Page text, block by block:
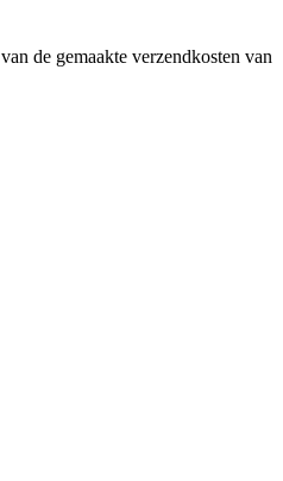
de gemaakte verzendkosten van